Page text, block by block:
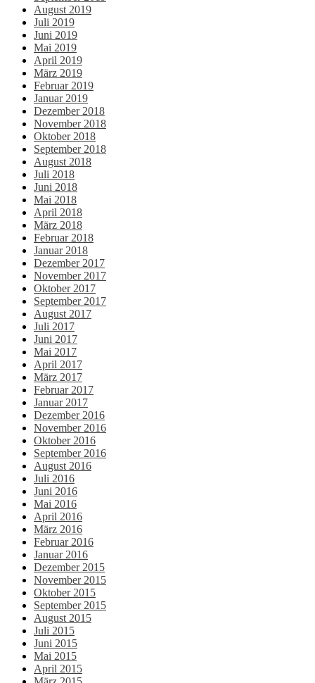
August 2019
Juli 2019
Juni 2019
Mai 2019
April 2019
März 2019
Februar 2019
Januar 2019
Dezember 2018
November 2018
Oktober 2018
September 2018
August 2018
Juli 2018
Juni 2018
Mai 2018
April 2018
März 2018
Februar 2018
Januar 2018
Dezember 2017
November 2017
Oktober 2017
September 2017
August 2017
Juli 2017
Juni 2017
Mai 2017
April 2017
März 2017
Februar 2017
Januar 2017
Dezember 2016
November 2016
Oktober 2016
September 2016
August 2016
Juli 2016
Juni 2016
Mai 2016
April 2016
März 2016
Februar 2016
Januar 2016
Dezember 2015
November 2015
Oktober 2015
September 2015
August 2015
Juli 2015
Juni 2015
Mai 2015
April 2015